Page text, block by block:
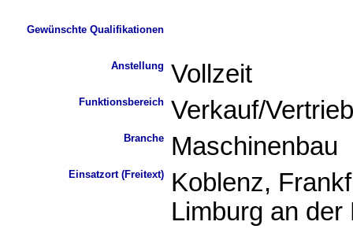
Gewünschte Qualifikationen
Anstellung Vollzeit
Funktionsbereich Verkauf/Vertrieb
Branche Maschinenbau
Einsatzort (Freitext)
Koblenz,
Limburg an der